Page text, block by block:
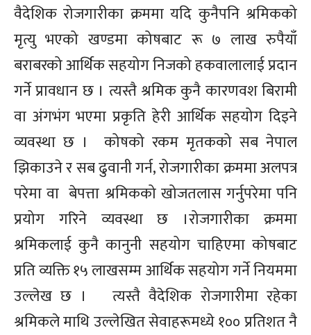
वैदेशिक रोजगारीका क्रममा यदि कुनैपनि श्रमिकको
मृत्यु भएको खण्डमा कोषबाट रू ७ लाख रुपैयाँ
बराबरको आर्थिक सहयोग निजको हकवालालाई प्रदान
गर्ने प्रावधान छ । त्यस्तै श्रमिक कुनै कारणवश बिरामी
वा अंगभंग भएमा प्रकृति हेरी आर्थिक सहयोग दिइने
व्यवस्था छ । कोषको रकम मृतकको सब नेपाल
झिकाउने र सब ढुवानी गर्न, रोजगारीका क्रममा अलपत्र
परेमा वा बेपत्ता श्रमिकको खोजतलास गर्नुपरेमा पनि
प्रयोग गरिने व्यवस्था छ ।रोजगारीका क्रममा
श्रमिकलाई कुनै कानुनी सहयोग चाहिएमा कोषबाट
प्रति व्यक्ति १५ लाखसम्म आर्थिक सहयोग गर्ने नियममा
उल्लेख छ । त्यस्तै वैदेशिक रोजगारीमा रहेका
श्रमिकले माथि उल्लेखित सेवाहरूमध्ये १०० प्रतिशत नै